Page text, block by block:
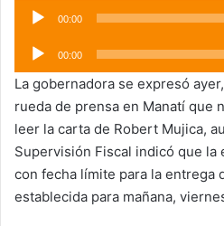
Audio
00:00
Audio
Player
00:00
La gobernadora se expresó
rueda de prensa en Manatí que
leer la carta de Robert Mujica,
Supervisión Fiscal indicó que la
con fecha límite para la entrega
establecida para mañana,